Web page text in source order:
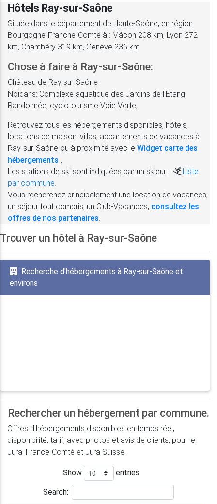
Hôtels Ray-sur-Saône
Située dans le département de Haute-Saône, en région
Bourgogne-Franche-Comté à : Mâcon 208 km, Lyon 272
km, Chambéry 319 km, Genève 236 km
Chose à faire à Ray-sur-Saône:
Château de Ray sur Saône
Noidans: Complexe aquatique des Jardins de l'Etang
Randonnée, cyclotourisme Voie Verte,
Retrouvez tous les hébergements disponibles, hôtels,
locations de maison, villas, appartements de vacances à
Ray-sur-Saône ou à proximité avec le Widget carte des
hébergements
Les stations de ski sont indiquées par un skieur:
,Liste
par commune.
Vous recherchez principalement une location de vacances,
un séjour tout compris, un Club-Vacances, consultez les
offres de nos partenaires
Trouver un hôtel à Ray-sur-Saône
Recherche d'hébergements à Ray-sur-Saône et
environs
Rechercher un hébergement par commune.
Offres d'hébergements disponibles en temps réel;
disponibilité, tarif, avec photos et avis de clients, pour le
Jura, France-Comté et Jura Suisse.
Show entries
Search: